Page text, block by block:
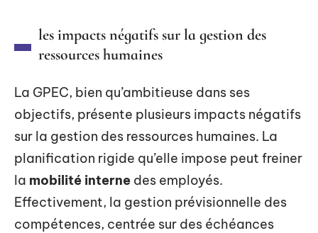
les impacts négatifs sur la gestion des
ressources humaines
La GPEC, bien qu’ambitieuse dans ses
objectifs, présente plusieurs impacts négatifs
sur la gestion des ressources humaines. La
planification rigide qu’elle impose peut freiner
la mobilité interne des employés.
Effectivement, la gestion prévisionnelle des
compétences, centrée sur des échéances